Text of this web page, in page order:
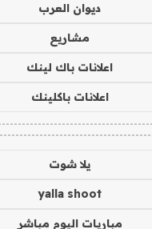
ديوان العرب
مشاريع
اعلانات باك لينك
اعلانات باكلينك
يلا شوت
yalla shoot
مباريات اليوم مباشر